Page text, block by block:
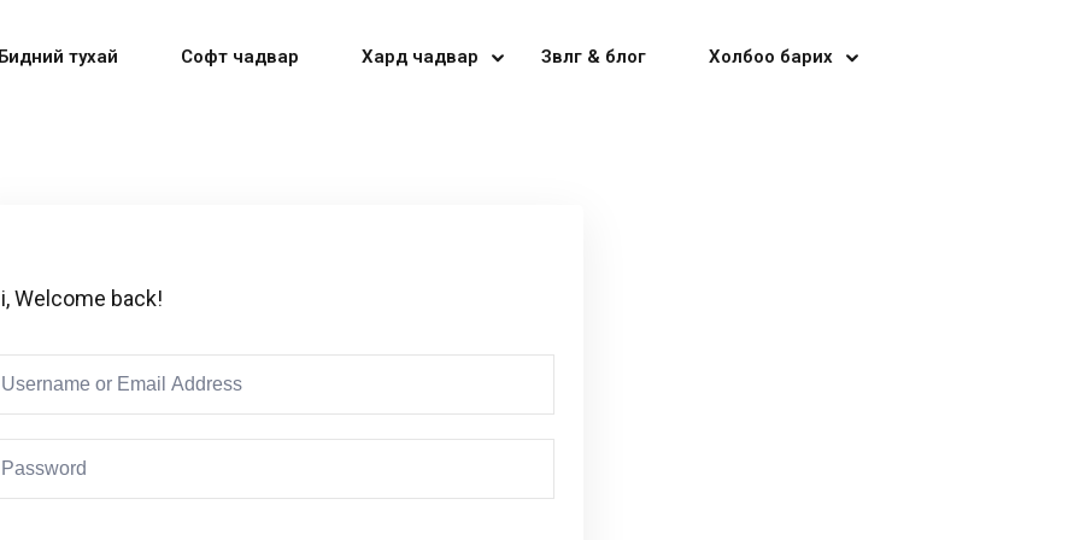
тухай Софт чадвар Хард чадвар Зөвлөгөө & блог Холбоо барих
Welcome back!
Don’t have an account?Sign up